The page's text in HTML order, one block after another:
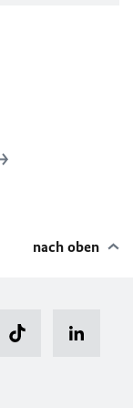
nach oben